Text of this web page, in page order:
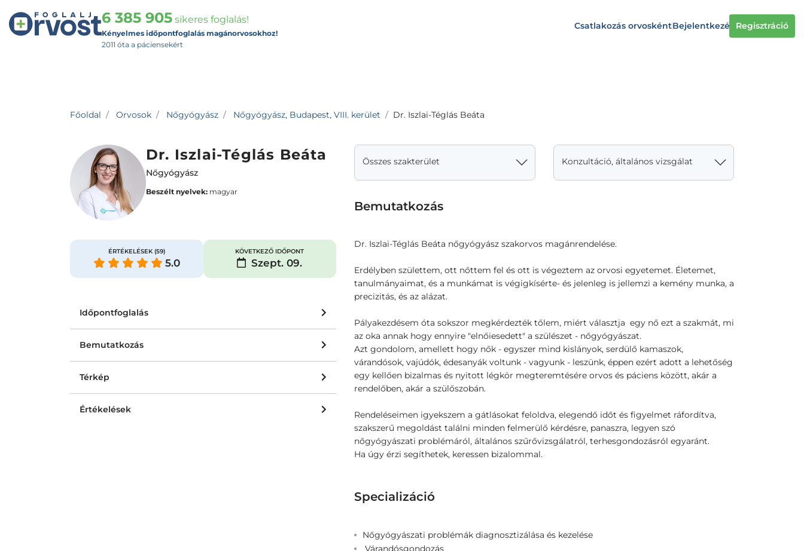
6 385 905 sikeres foglalás!
Kényelmes időpontfoglalás magánorvosokhoz!
2011 óta a páciensekért
Csatlakozás orvoskéntBejelentkezés Regisztráció
Főoldal Orvosok Nőgyógyász Nőgyógyász, Budapest, VIII. kerület Dr. Iszlai-Téglás Beáta
Dr. Iszlai-Téglás Beáta
Nőgyógyász
Beszélt nyelvek: magyar
ÉRTÉKELÉSEK (59)
5.0
KÖVETKEZŐ IDŐPONT
Szept. 09.
Időpontfoglalás
Bemutatkozás
Térkép
Értékelések
Összes szakterület Konzultáció, általános vizsgálat
Bemutatkozás
Dr. Iszlai-Téglás Beáta nőgyógyász szakorvos magánrendelése.
Erdélyben születtem, ott nőttem fel és ott is végeztem az orvosi egyetemet. Életemet,
tanulmányaimat, és a munkámat is végigkísérte- és jelenleg is jellemzi a kemény munka, a
precizitás, és az alázat.
Pályakezdésem óta sokszor megkérdezték tőlem, miért választja egy nő ezt a szakmát, mi
az oka annak hogy ennyire "elnőiesedett" a szülészet - nőgyógyászat.
Azt gondolom, amellett hogy nők - egyszer mind kislányok, serdülő kamaszok,
várandósok, vajúdók, édesanyák voltunk - vagyunk - leszünk, éppen ezért adott a lehetőség
egy kellően bizalmas és nyitott légkör megteremtésére orvos és páciens között, akár a
rendelőben, akár a szülőszobán.
Rendeléseimen igyekszem a gátlásokat feloldva, elegendő időt és figyelmet ráfordítva,
szakszerű megoldást találni minden felmerülő kérdésre, panaszra, legyen szó
nőgyógyászati problémáról, általános szűrővizsgálatról, terhesgondozásról egyaránt.
Ha úgy érzi segíthetek, keressen bizalommal.
Specializáció
Nőgyógyászati problémák diagnosztizálása és kezelése
Várandósgondozás